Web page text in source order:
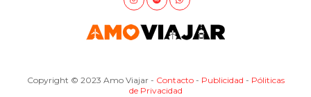
Copyright © 2023 Amo Viajar - Contacto- Publicidad - Póliticas
de Privacidad